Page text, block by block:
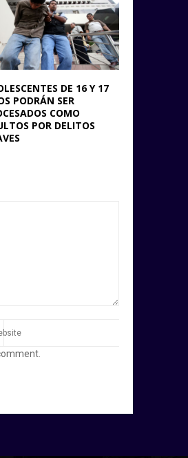
DE 16 Y 17
PODRÁN SER
COMO
POR DELITOS